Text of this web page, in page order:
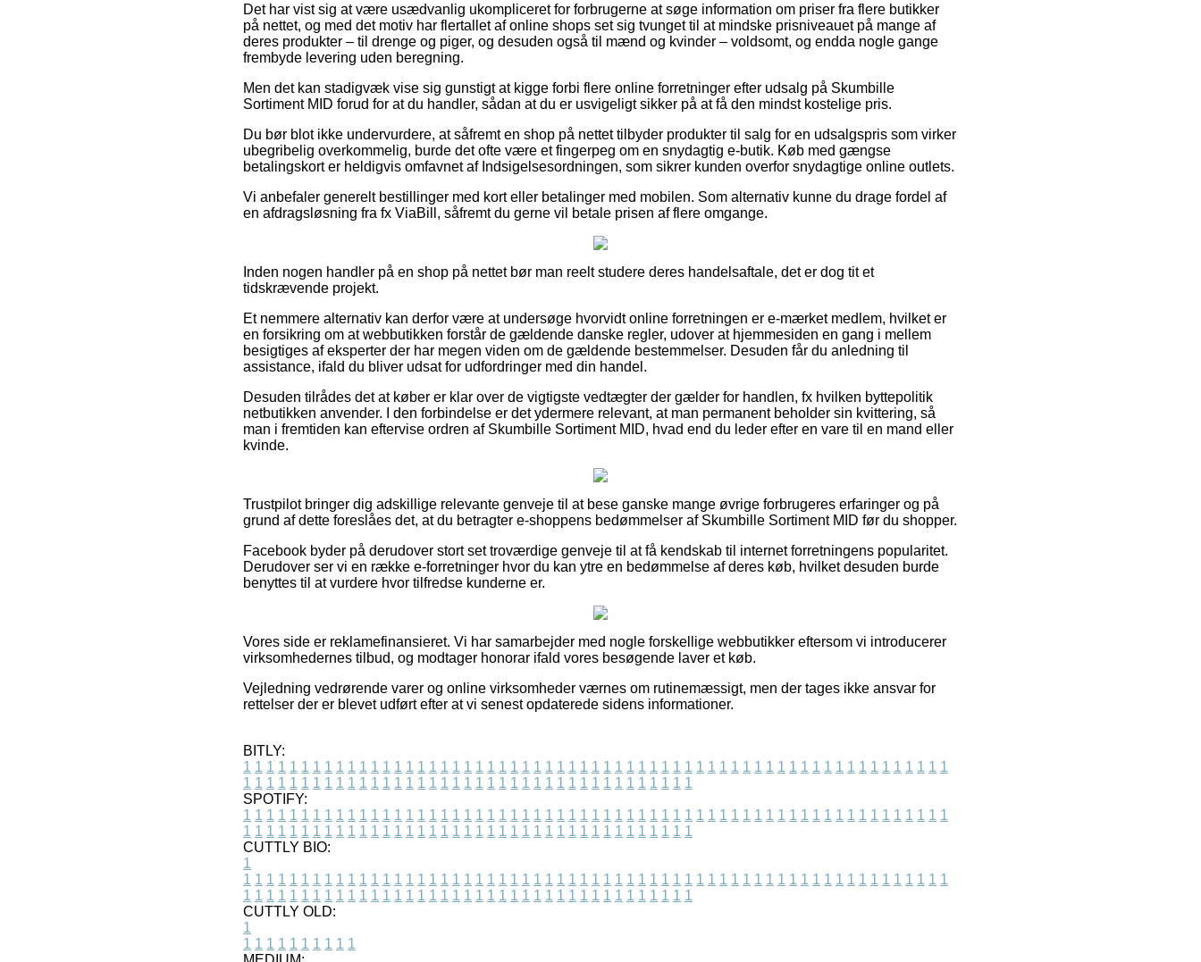
Det har vist sig at være usædvanlig ukompliceret for forbrugerne at søge information om priser fra flere butikker
på nettet, og med det motiv har flertallet af online shops set sig tvunget til at mindske prisniveauet på mange af
deres produkter – til drenge og piger, og desuden også til mænd og kvinder – voldsomt, og endda nogle gange
frembyde levering uden beregning.
Men det kan stadigvæk vise sig gunstigt at kigge forbi flere online forretninger efter udsalg på Skumbille
Sortiment MID forud for at du handler, sådan at du er usvigeligt sikker på at få den mindst kostelige pris.
Du bør blot ikke undervurdere, at såfremt en shop på nettet tilbyder produkter til salg for en udsalgspris som virker
ubegribelig overkommelig, burde det ofte være et fingerpeg om en snydagtig e-butik. Køb med gængse
betalingskort er heldigvis omfavnet af Indsigelsesordningen, som sikrer kunden overfor snydagtige online outlets.
Vi anbefaler generelt bestillinger med kort eller betalinger med mobilen. Som alternativ kunne du drage fordel af
en afdragsløsning fra fx ViaBill, såfremt du gerne vil betale prisen af flere omgange.
Inden nogen handler på en shop på nettet bør man reelt studere deres handelsaftale, det er dog tit et
tidskrævende projekt.
Et nemmere alternativ kan derfor være at undersøge hvorvidt online forretningen er e-mærket medlem, hvilket er
en forsikring om at webbutikken forstår de gældende danske regler, udover at hjemmesiden en gang i mellem
besigtiges af eksperter der har megen viden om de gældende bestemmelser. Desuden får du anledning til
assistance, ifald du bliver udsat for udfordringer med din handel.
Desuden tilrådes det at køber er klar over de vigtigste vedtægter der gælder for handlen, fx hvilken byttepolitik
netbutikken anvender. I den forbindelse er det ydermere relevant, at man permanent beholder sin kvittering, så
man i fremtiden kan eftervise ordren af Skumbille Sortiment MID, hvad end du leder efter en vare til en mand eller
kvinde.
Trustpilot bringer dig adskillige relevante genveje til at bese ganske mange øvrige forbrugeres erfaringer og på
grund af dette foreslåes det, at du betragter e-shoppens bedømmelser af Skumbille Sortiment MID før du shopper.
Facebook byder på derudover stort set troværdige genveje til at få kendskab til internet forretningens popularitet.
Derudover ser vi en række e-forretninger hvor du kan ytre en bedømmelse af deres køb, hvilket desuden burde
benyttes til at vurdere hvor tilfredse kunderne er.
Vores side er reklamefinansieret. Vi har samarbejder med nogle forskellige webbutikker eftersom vi introducerer
virksomhedernes tilbud, og modtager honorar ifald vores besøgende laver et køb.
Vejledning vedrørende varer og online virksomheder værnes om rutinemæssigt, men der tages ikke ansvar for
rettelser der er blevet udført efter at vi senest opdaterede sidens informationer.
BITLY:
1 1 1 1 1 1 1 1 1 1 1 1 1 1 1 1 1 1 1 1 1 1 1 1 1 1 1 1 1 1 1 1 1 1 1 1 1 1 1 1 1 1 1 1 1 1 1 1 1 1 1 1 1 1 1 1 1 1 1 1 1
1 1 1 1 1 1 1 1 1 1 1 1 1 1 1 1 1 1 1 1 1 1 1 1 1 1 1 1 1 1 1 1 1 1 1 1 1 1 1
SPOTIFY:
1 1 1 1 1 1 1 1 1 1 1 1 1 1 1 1 1 1 1 1 1 1 1 1 1 1 1 1 1 1 1 1 1 1 1 1 1 1 1 1 1 1 1 1 1 1 1 1 1 1 1 1 1 1 1 1 1 1 1 1 1
1 1 1 1 1 1 1 1 1 1 1 1 1 1 1 1 1 1 1 1 1 1 1 1 1 1 1 1 1 1 1 1 1 1 1 1 1 1 1
CUTTLY BIO:
1
1 1 1 1 1 1 1 1 1 1 1 1 1 1 1 1 1 1 1 1 1 1 1 1 1 1 1 1 1 1 1 1 1 1 1 1 1 1 1 1 1 1 1 1 1 1 1 1 1 1 1 1 1 1 1 1 1 1 1 1 1
1 1 1 1 1 1 1 1 1 1 1 1 1 1 1 1 1 1 1 1 1 1 1 1 1 1 1 1 1 1 1 1 1 1 1 1 1 1 1
CUTTLY OLD:
1
1 1 1 1 1 1 1 1 1 1